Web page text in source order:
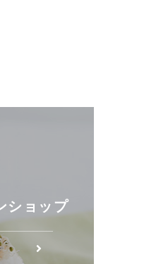
ショップ